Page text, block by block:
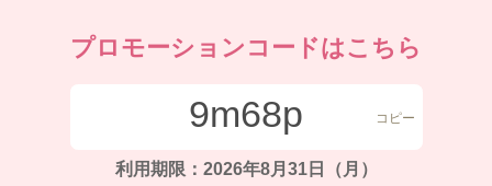
プロモーションコードはこちら
9m68p
利用期限：2026年8月31日（月）